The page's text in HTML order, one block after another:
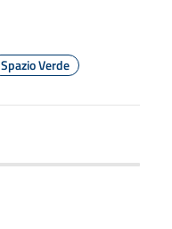
Spazio Verde